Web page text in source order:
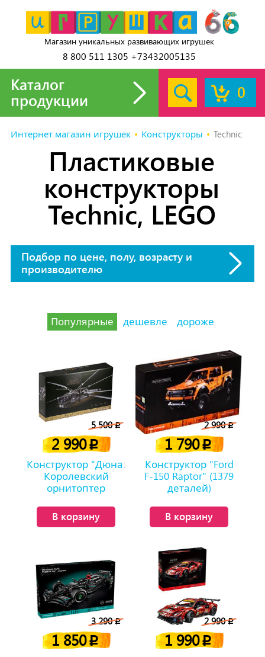
Магазин уникальных развивающих игрушек
8 800 511 1305 +73432005135
0
Каталог
продукции
Интернет магазин игрушек Конструкторы Technic
Пластиковые
конструкторы
Technic, LEGO
Подбор по цене, полу, возрасту и
производителю
Популярные дешевле дороже
5 500p
2 990p
Конструктор "Дюна:
Королевский
орнитоптер
деталей)
В корзину
2 990p
1 790p
Конструктор "Ford
F-150 Raptor" (1379
деталей)
В корзину
3 290p
1 850p
2 990p
1 990p